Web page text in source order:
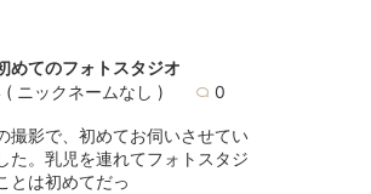
めてのフォトスタジオ
( ニックネームなし ) 0
撮影で、初めてお伺いさせてい
た。乳児を連れてフォトスタジ
とは初めてだっ